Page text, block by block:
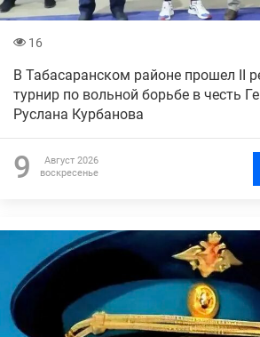
16
В Табасаранском районе прошел II
турнир по вольной борьбе в честь
Руслана Курбанова
9
Август 2026
воскресенье